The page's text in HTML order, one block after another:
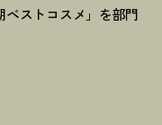
ベストコスメ」を部門